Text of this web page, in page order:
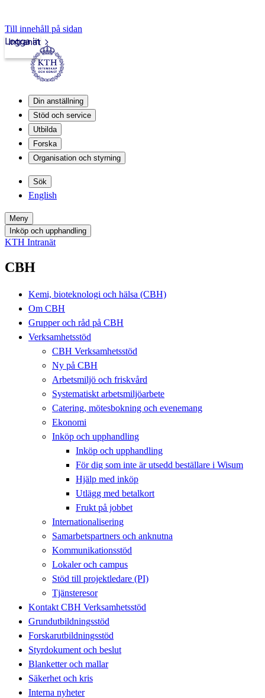
Till innehåll på sidan
Intranät
Logga in
Din anställning
Stöd och service
Utbilda
Forska
Organisation och styrning
Sök
English
Meny
Inköp och upphandling
KTH Intranät
CBH
Kemi, bioteknologi och hälsa (CBH)
Om CBH
Grupper och råd på CBH
Verksamhetsstöd
CBH Verksamhetsstöd
Ny på CBH
Arbetsmiljö och friskvård
Systematiskt arbetsmiljöarbete
Catering, mötesbokning och evenemang
Ekonomi
Inköp och upphandling
Inköp och upphandling
För dig som inte är utsedd beställare i Wisum
Hjälp med inköp
Utlägg med betalkort
Frukt på jobbet
Internationalisering
Samarbetspartners och anknutna
Kommunikationsstöd
Lokaler och campus
Stöd till projektledare (PI)
Tjänsteresor
Kontakt CBH Verksamhetsstöd
Grundutbildningsstöd
Forskarutbildningsstöd
Styrdokument och beslut
Blanketter och mallar
Säkerhet och kris
Interna nyheter